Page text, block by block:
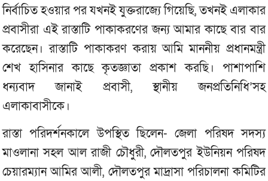
নির্বাচিত হওয়ার পর যখনই যুক্তরাজ্যে গিয়েছি, তখনই এলাকার
প্রবাসীরা এই রাস্তাটি পাকাকরণের জন্য আমার কাছে বার বার
করেছেন। রাস্তাটি পাকাকরণ করায় আমি মাননীয় প্রধানমন্ত্রী
শেখ হাসিনার কাছে কৃতজ্ঞাতা প্রকাশ করছি। পাশাপাশি
ধন্যবাদ জানাই প্রবাসী, স্থানীয় জনপ্রতিনিধি’সহ
এলাকাবাসীকে।
রাস্তা পরিদর্শনকালে উপস্থিত ছিলেন- জেলা পরিষদ সদস্য
মাওলানা সহল আল রাজী চৌধুরী, দৌলতপুর ইউনিয়ন পরিষদ
চেয়ারম্যান আমির আলী, দৌলতপুর মাদ্রাসা পরিচালনা কমিটির